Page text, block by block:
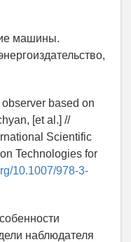
машины.
based on
[et al.] //
Scientific
Technologies for
10.1007/978-3-
наблюдателя